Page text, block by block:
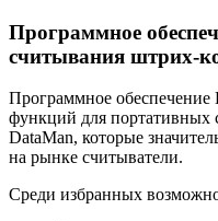
Программное
считывания штрих-
Программное обеспечение
функций для портативных
DataMan, которые
на рынке считыватели.
Среди избранных